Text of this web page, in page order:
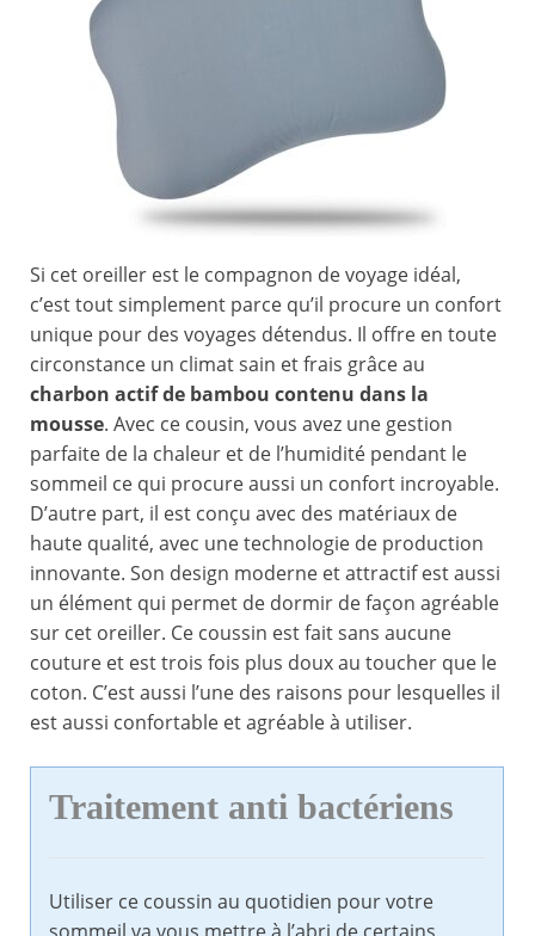
Si cet oreiller est le compagnon de voyage idéal,
c’est tout simplement parce qu’il procure un confort
unique pour des voyages détendus. Il offre en toute
circonstance un climat sain et frais grâce au
charbon actif de bambou contenu dans la
mousse. Avec ce cousin, vous avez une gestion
parfaite de la chaleur et de l’humidité pendant le
sommeil ce qui procure aussi un confort incroyable.
D’autre part, il est conçu avec des matériaux de
haute qualité, avec une technologie de production
innovante. Son design moderne et attractif est aussi
un élément qui permet de dormir de façon agréable
sur cet oreiller. Ce coussin est fait sans aucune
couture et est trois fois plus doux au toucher que le
coton. C’est aussi l’une des raisons pour lesquelles il
est aussi confortable et agréable à utiliser.
Traitement anti bactériens
Utiliser ce coussin au quotidien pour votre